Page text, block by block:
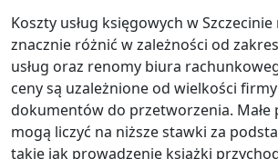
Koszty usług księgowych w
znacznie różnić w zależności od
usług oraz renomy biura
ceny są uzależnione od wielkości
dokumentów do przetworzenia. Małe
mogą liczyć na niższe stawki za
takie jak prowadzenie książki